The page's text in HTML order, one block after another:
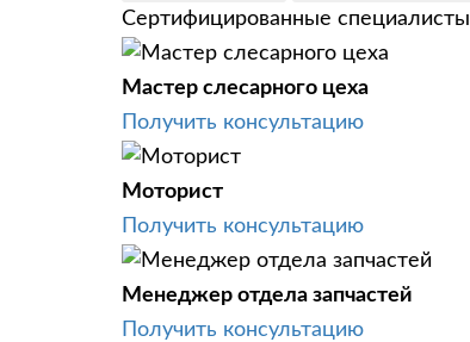
Сертифицированные специалисты
Мастер слесарного цеха
Получить консультацию
Моторист
Получить консультацию
Менеджер отдела запчастей
Получить консультацию